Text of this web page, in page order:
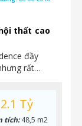
thất cao
đầy
rất…
2.1 Tỷ
tích:48,5 m2